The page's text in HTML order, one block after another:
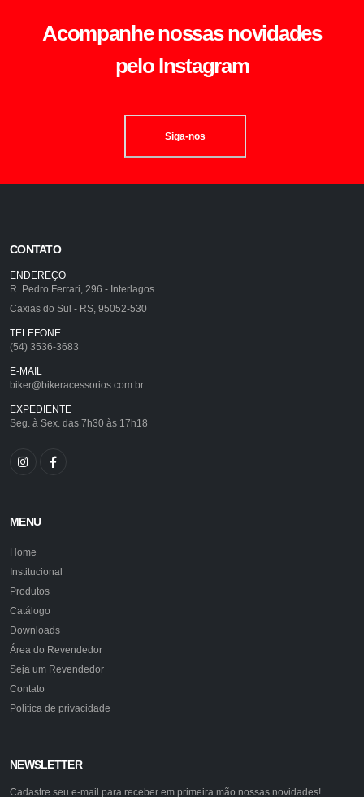
Acompanhe nossas novidades
pelo Instagram
Siga-nos
CONTATO
ENDEREÇO
R. Pedro Ferrari, 296 - Interlagos
Caxias do Sul - RS, 95052-530
TELEFONE
(54) 3536-3683
E-MAIL
biker@bikeracessorios.com.br
EXPEDIENTE
Seg. à Sex. das 7h30 às 17h18
MENU
Home
Institucional
Produtos
Catálogo
Downloads
Área do Revendedor
Seja um Revendedor
Contato
Política de privacidade
NEWSLETTER
Cadastre seu e-mail para receber em primeira mão nossas novidades!